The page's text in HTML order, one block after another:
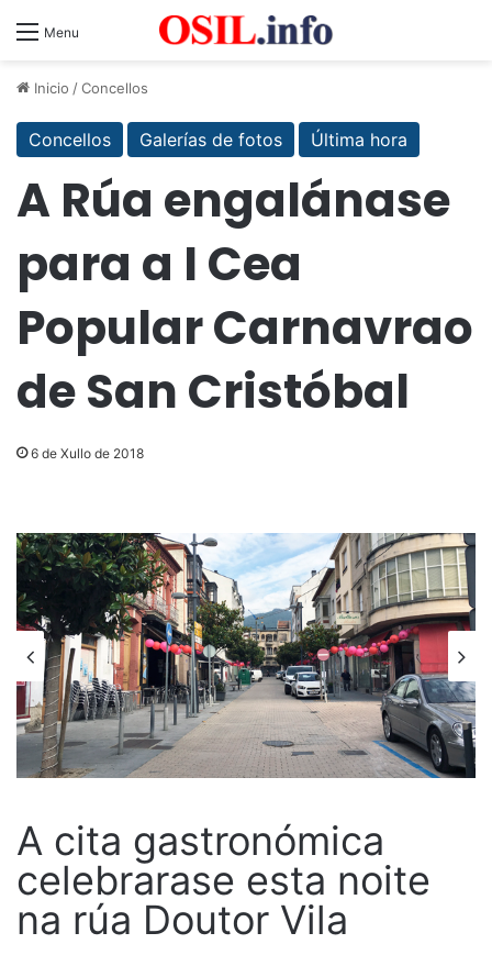
Menu
Inicio /Concellos
Concellos Galerías de fotos Última hora
A Rúa engalánase
para a I Cea
Popular Carnavrao
de San Cristóbal
6 de Xullo de 2018
A cita gastronómica
celebrarase esta noite
na rúa Doutor Vila